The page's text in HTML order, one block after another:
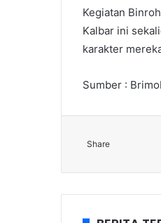
Kegiatan
Kalbar ini
karakter
Sumber :
Share